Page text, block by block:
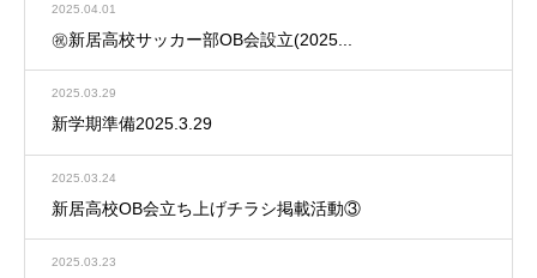
2025.04.01
㊗️新居高校サッカー部OB会設立(2025...
2025.03.29
新学期準備2025.3.29
2025.03.24
新居高校OB会立ち上げチラシ掲載活動③
2025.03.23